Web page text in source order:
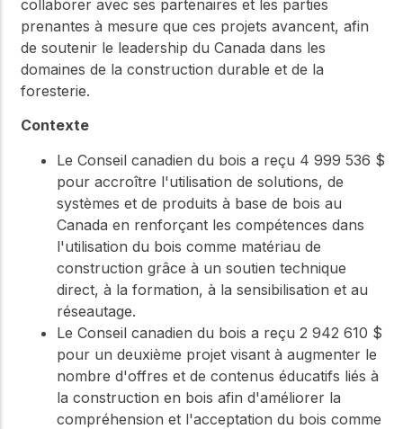
collaborer avec ses partenaires et les parties
prenantes à mesure que ces projets avancent, afin
de soutenir le leadership du Canada dans les
domaines de la construction durable et de la
foresterie.
Contexte
Le Conseil canadien du bois a reçu 4 999 536 $
pour accroître l'utilisation de solutions, de
systèmes et de produits à base de bois au
Canada en renforçant les compétences dans
l'utilisation du bois comme matériau de
construction grâce à un soutien technique
direct, à la formation, à la sensibilisation et au
réseautage.
Le Conseil canadien du bois a reçu 2 942 610 $
pour un deuxième projet visant à augmenter le
nombre d'offres et de contenus éducatifs liés à
la construction en bois afin d'améliorer la
compréhension et l'acceptation du bois comme